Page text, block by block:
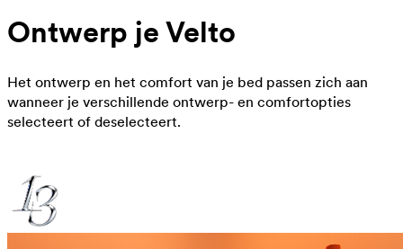
Ontwerp je Velto
Het ontwerp en het comfort van je bed passen zich aan
wanneer je verschillende ontwerp- en comfortopties
selecteert of deselecteert.